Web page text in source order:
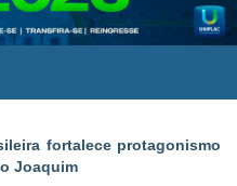
fortalece protagonismo
Joaquim